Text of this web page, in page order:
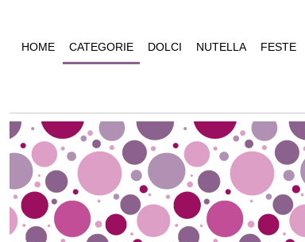
HOME CATEGORIE DOLCI NUTELLA FESTE